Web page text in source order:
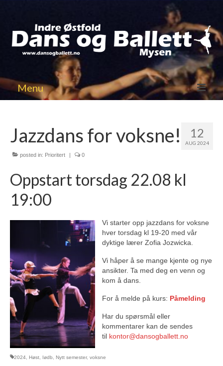
Menu
Nyheter
Infosider
Påmelding Timeplan
Vårsemesteret ’26
12
AUG 2024
Jazzdans for voksne!
posted in: Prioritert 0
Oppstart torsdag 22.08 kl
19:00
Vi starter opp jazzdans for voksne
hver torsdag kl 19-20 med vår
dyktige lærer Zofia Jozwicka.
Vi håper å se mange kjente og nye
ansikter. Ta med deg en venn og
kom å dans.
For å melde på kurs: Påmelding
Har du spørsmål eller
kommentarer kan de sendes
til kontor@dansogballett.no
2024, Høst, Iødb, Nytt semester, voksne